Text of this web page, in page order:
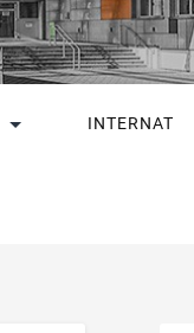
INTERNAT